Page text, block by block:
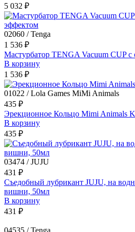
5 032 ₽
02060 / Tenga
1 536 ₽
Мастурбатор TENGA Vacuum CUP
В корзину
1 536 ₽
01022 / Lola Games MiMi Animals
435 ₽
Эрекционное Кольцо Mimi Animals
В корзину
435 ₽
03474 / JUJU
431 ₽
Съедобный лубрикант JUJU, на
вишни, 50мл
В корзину
431 ₽
04535 / Tenga